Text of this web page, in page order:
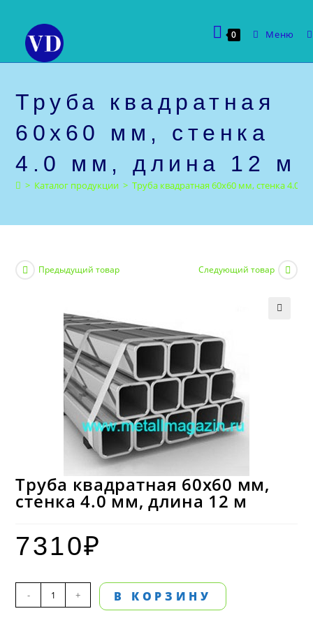
содержимому
0 Меню
Труба квадратная
60х60 мм, стенка
4.0 мм, длина 12 м
> Каталог продукции > Труба квадратная 60х60 мм, стенка 4.0
Предыдущий товар Следующий товар
Труба квадратная 60х60 мм,
стенка 4.0 мм, длина 12 м
7310₽
Количество
товара
- + В КОРЗИНУ